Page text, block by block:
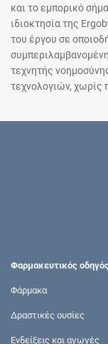
και το εμπορικό
ιδιοκτησία της
του έργου σε
τεχνητής
τεχνολογιών, χωρίς
Φαρμακευτικός
Φάρμακα
Δραστικές ουσίες
Ενδείξεις και αγωγές